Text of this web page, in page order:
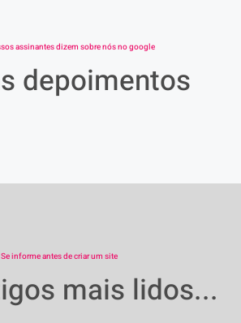
assinantes dizem sobre nós no google
depoimentos
Se informe antes de criar um site
mais lidos...